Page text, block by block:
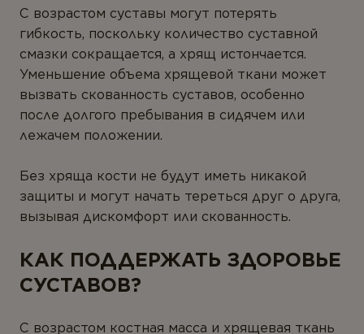
С возрастом суставы могут потерять
гибкость, поскольку количество суставной
смазки сокращается, а хрящ истончается.
Уменьшение объема хрящевой ткани может
вызвать скованность суставов, особенно
после долгого пребывания в сидячем или
лежачем положении.
Без хряща кости не будут иметь никакой
защиты и могут начать тереться друг о друга,
вызывая дискомфорт или скованность.
КАК ПОДДЕРЖАТЬ ЗДОРОВЬЕ
СУСТАВОВ?
С возрастом костная масса и хрящевая ткань